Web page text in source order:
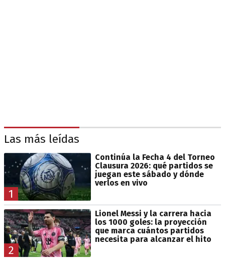
Las más leídas
1
Continúa la Fecha 4 del Torneo
Clausura 2026: qué partidos se
juegan este sábado y dónde
verlos en vivo
2
Lionel Messi y la carrera hacia
los 1000 goles: la proyección
que marca cuántos partidos
necesita para alcanzar el hito